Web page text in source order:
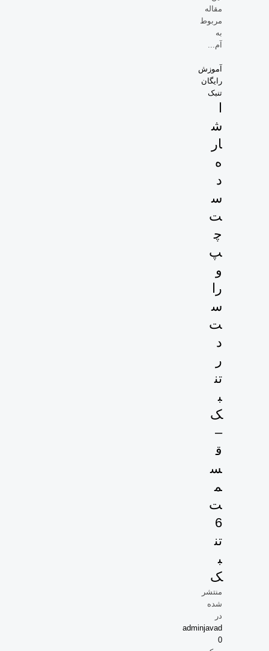
مقاله
مربوط
به
آم...
آموزش
رایگان
تنبک
ا
ش
ار
ه
د
س
ت
چ
پ
و
را
س
ت
د
ر
تن
ب
ک
–
ق
س
م
ت
6
تن
ب
ک
منتشر
شده
در
adminjavad
0